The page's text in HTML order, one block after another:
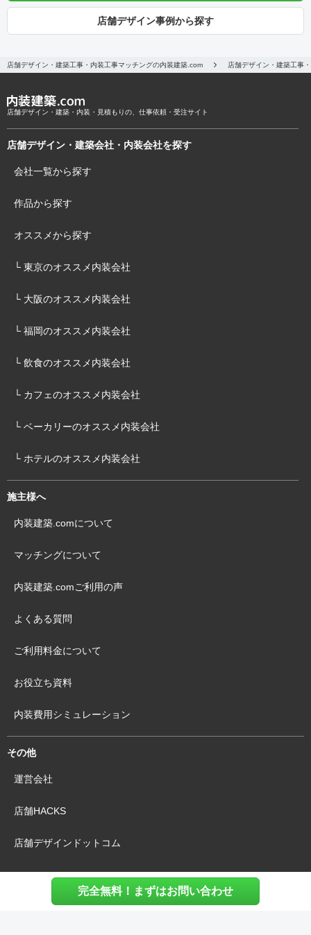
店舗デザイン事例から探す
完全無料！まずはお問い合わせ
店舗デザイン・建築工事・内装工事マッチングの内装建築.com 店舗デザイン・建築工事
店舗デザイン・建築・内装・見積もりの、仕事依頼・受注サイト
店舗デザイン・建築会社・内装会社を探す
会社一覧から探す
作品から探す
オススメから探す
└ 東京のオススメ内装会社
└ 大阪のオススメ内装会社
└ 福岡のオススメ内装会社
└ 飲食のオススメ内装会社
└ カフェのオススメ内装会社
└ ベーカリーのオススメ内装会社
└ ホテルのオススメ内装会社
施主様へ
内装建築.comについて
マッチングについて
内装建築.comご利用の声
よくある質問
ご利用料金について
お役立ち資料
内装費用シミュレーション
その他
運営会社
店舗HACKS
店舗デザインドットコム